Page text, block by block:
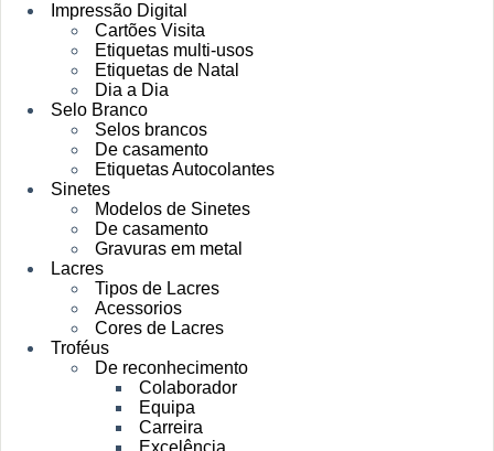
Impressão Digital
Cartões Visita
Etiquetas multi-usos
Etiquetas de Natal
Dia a Dia
Selo Branco
Selos brancos
De casamento
Etiquetas Autocolantes
Sinetes
Modelos de Sinetes
De casamento
Gravuras em metal
Lacres
Tipos de Lacres
Acessorios
Cores de Lacres
Troféus
De reconhecimento
Colaborador
Equipa
Carreira
Excelência